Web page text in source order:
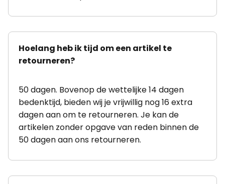
Hoelang heb ik tijd om een artikel te
retourneren?
50 dagen. Bovenop de wettelijke 14 dagen
bedenktijd, bieden wij je vrijwillig nog 16 extra
dagen aan om te retourneren. Je kan de
artikelen zonder opgave van reden binnen de
50 dagen aan ons retourneren.